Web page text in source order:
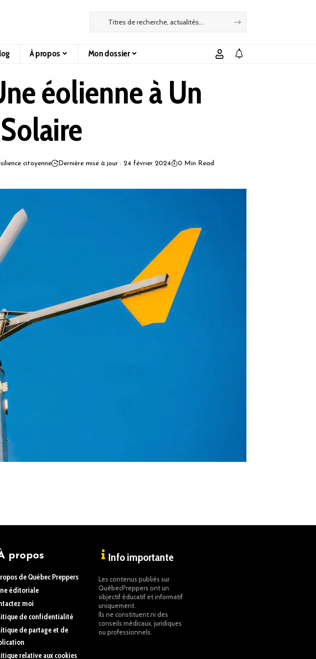
À propos Mon dossier
éolienne à Un
citoyenne Dernière mise à jour : 24 février 2024 0 Min Read
propos
de Québec Preppers
éditoriale
moi
de confidentialité
de partage et de
relative aux cookies
Info importante
Les contenus publiés sur
QuébecPreppers ont un
objectif éducatif et informatif
uniquement.
Ils ne constituent ni des
conseils médicaux, juridiques
ou professionnels.